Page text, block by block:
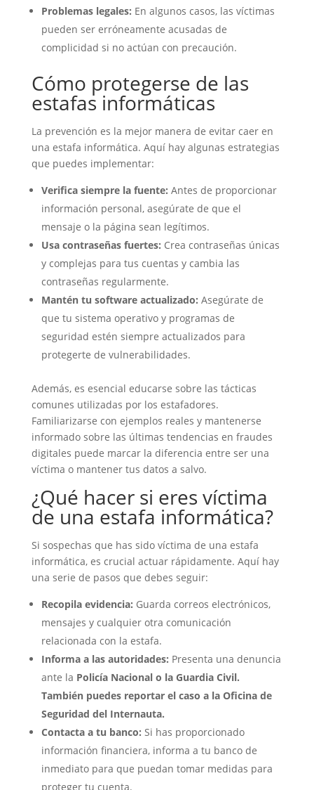
Problemas legales: En algunos casos, las víctimas
pueden ser erróneamente acusadas de
complicidad si no actúan con precaución.
Cómo protegerse de las
estafas informáticas
La prevención es la mejor manera de evitar caer en
una estafa informática. Aquí hay algunas estrategias
que puedes implementar:
Verifica siempre la fuente: Antes de proporcionar
información personal, asegúrate de que el
mensaje o la página sean legítimos.
Usa contraseñas fuertes: Crea contraseñas únicas
y complejas para tus cuentas y cambia las
contraseñas regularmente.
Mantén tu software actualizado: Asegúrate de
que tu sistema operativo y programas de
seguridad estén siempre actualizados para
protegerte de vulnerabilidades.
Además, es esencial educarse sobre las tácticas
comunes utilizadas por los estafadores.
Familiarizarse con ejemplos reales y mantenerse
informado sobre las últimas tendencias en fraudes
digitales puede marcar la diferencia entre ser una
víctima o mantener tus datos a salvo.
¿Qué hacer si eres víctima
de una estafa informática?
Si sospechas que has sido víctima de una estafa
informática, es crucial actuar rápidamente. Aquí hay
una serie de pasos que debes seguir:
Recopila evidencia: Guarda correos electrónicos,
mensajes y cualquier otra comunicación
relacionada con la estafa.
Informa a las autoridades: Presenta una denuncia
ante la Policía Nacionalo la Guardia Civil.
También puedes reportar el caso a la Oficina de
Seguridad del Internauta.
Contacta a tu banco: Si has proporcionado
información financiera, informa a tu banco de
inmediato para que puedan tomar medidas para
proteger tu cuenta.